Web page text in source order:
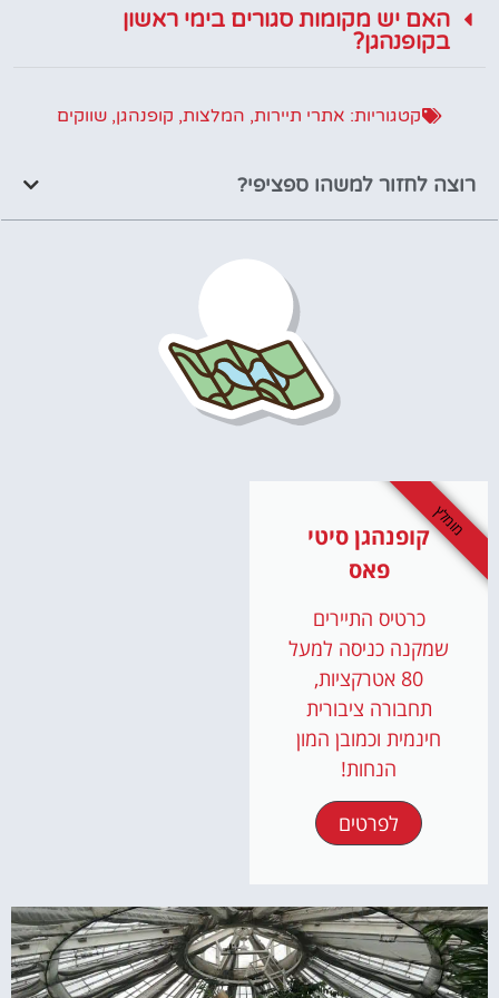
האם יש מקומות סגורים בימי ראשון
בקופנהגן?
קטגוריות: אתרי תיירות, המלצות, קופנהגן, שווקים
רוצה לחזור למשהו ספציפי?
קופנהגן סיטי
פאס
כרטיס התיירים
שמקנה כניסה למעל
80 אטרקציות,
תחבורה ציבורית
חינמית וכמובן המון
הנחות!
לפרטים
מומלץ